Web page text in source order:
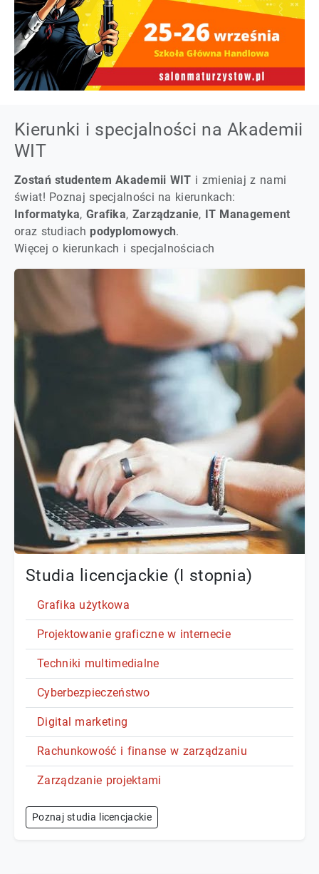
Kierunki i specjalności na Akademii
WIT
Zostań studentem Akademii WIT i zmieniaj z nami
świat! Poznaj specjalności na kierunkach:
Informatyka, Grafika, Zarządzanie, IT Management
oraz studiach podyplomowych.
Więcej o kierunkach i specjalnościach
Studia licencjackie (I stopnia)
Grafika użytkowa
Projektowanie graficzne w internecie
Techniki multimedialne
Cyberbezpieczeństwo
Digital marketing
Rachunkowość i finanse w zarządzaniu
Zarządzanie projektami
Poznaj studia licencjackie